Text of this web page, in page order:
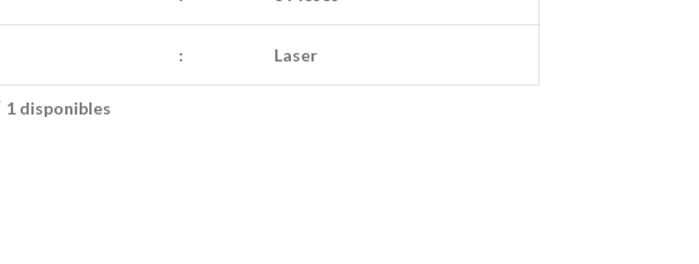
: Laser
1 disponibles